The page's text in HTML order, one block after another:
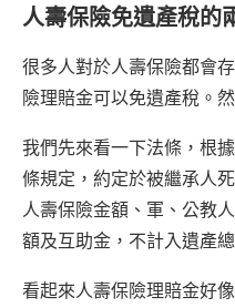
人壽保險免遺產稅的
很多人對於人壽保險都會
險理賠金可以免遺產稅。
我們先來看一下法條，根
條規定，約定於被繼承人
人壽保險金額、軍、公教
額及互助金，不計入遺產總
看起來人壽保險理賠金好